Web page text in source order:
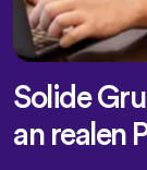
Solide
an realen